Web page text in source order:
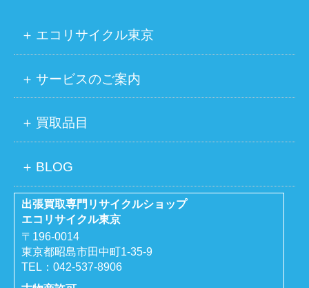
エコリサイクル東京
サービスのご案内
買取品目
BLOG
出張買取専門リサイクルショップ
エコリサイクル東京
〒196-0014
東京都昭島市田中町1-35-9
TEL： 042-537-8906